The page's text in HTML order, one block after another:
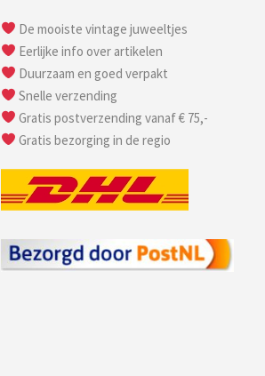
De mooiste vintage juweeltjes
Eerlijke info over artikelen
Duurzaam en goed verpakt
Snelle verzending
Gratis postverzending vanaf € 75,-
Gratis bezorging in de regio